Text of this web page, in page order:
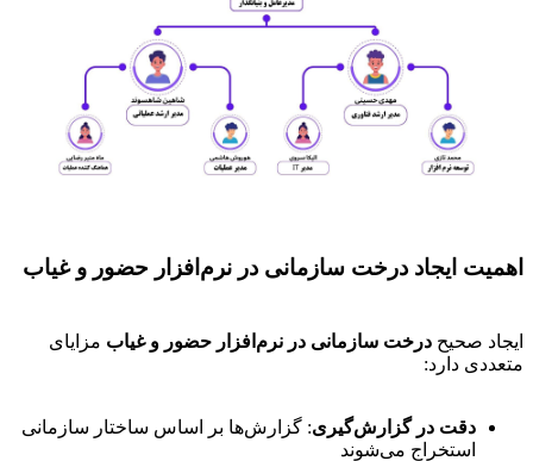
اهمیت ایجاد درخت سازمانی در نرم‌افزار حضور و غیاب
ایجاد صحیح درخت سازمانی در نرم‌افزار حضور و غیاب مزایای
متعددی دارد:
دقت در گزارش‌گیری: گزارش‌ها بر اساس ساختار سازمانی
استخراج می‌شوند